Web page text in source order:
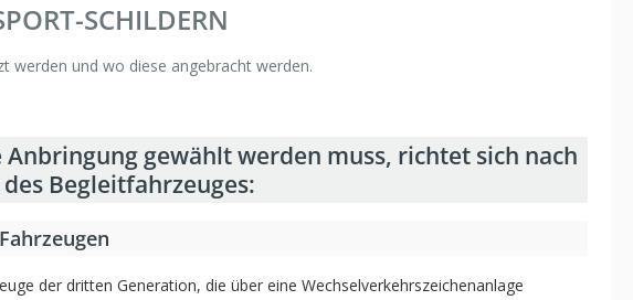
SCHILDERN
werden und wo diese angebracht werden.
Anbringung gewählt werden muss, richtet sich nach
Begleitfahrzeuges:
der dritten Generation, die über eine Wechselverkehrszeichenanlage